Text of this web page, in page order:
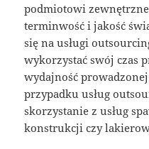
podmiotowi
terminwość i jakość
się na usługi
wykorzystać swój czas
wydajność
przypadku usług
skorzystanie z usług
konstrukcji czy